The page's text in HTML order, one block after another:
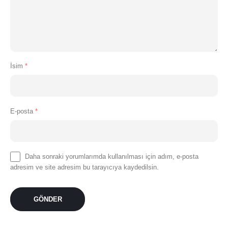
İsim *
E-posta *
Daha sonraki yorumlarımda kullanılması için adım, e-posta
adresim ve site adresim bu tarayıcıya kaydedilsin.